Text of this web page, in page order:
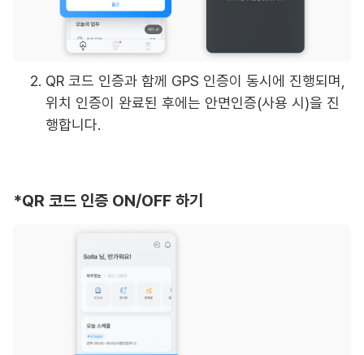
QR 코드 인증과 함께 GPS 인증이 동시에 진행되며,
위치 인증이 완료된 후에는 안면인증(사용 시)을 진
행합니다.
*QR 코드 인증 ON/OFF 하기